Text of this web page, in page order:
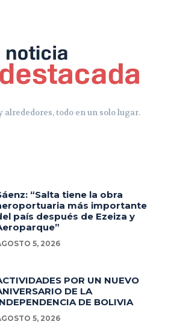
alrededores, todo en un solo lugar.
“Salta tiene la obra
más importante
país después de Ezeiza y
5, 2026
POR UN NUEVO
DE LA
DE BOLIVIA
5, 2026